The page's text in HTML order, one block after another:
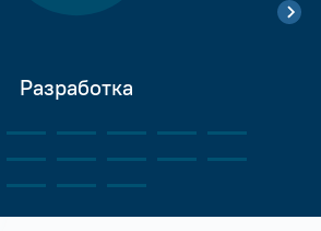
Разработка